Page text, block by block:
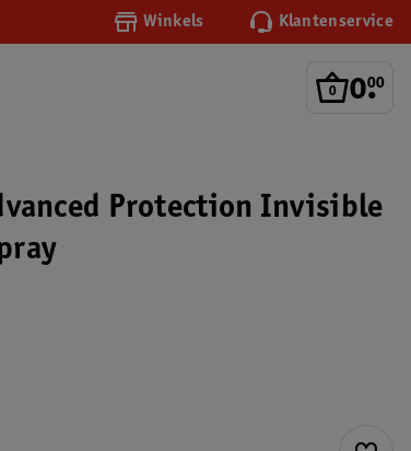
Winkels Klantenservice
0.
00
Protection Invisible